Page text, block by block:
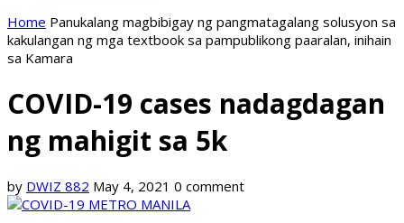
Home Panukalang magbibigay ng pangmatagalang solusyon sa
kakulangan ng mga textbook sa pampublikong paaralan, inihain
sa Kamara
COVID-19 cases nadagdagan
ng mahigit sa 5k
by DWIZ 882 May 4, 2021 0 comment